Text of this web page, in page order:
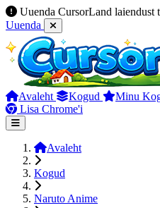
Uuenda CursorLand laiendust
Uuenda
Avaleht Kogud Minu
Lisa Chrome'i
Avaleht
Kogud
Naruto Anime